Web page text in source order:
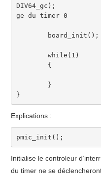
DIV64_gc ) ;
ge du timer 0
	board_init
( ) ;
while ( 1 )
{
}
}
Explications :
pmic_init ( ) ;
Initialise le controleur
du timer ne se